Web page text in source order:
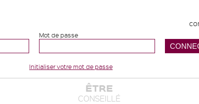
Mot de passe
Initialiser votre mot de passe
ÊTRE
CONSEILLÉ